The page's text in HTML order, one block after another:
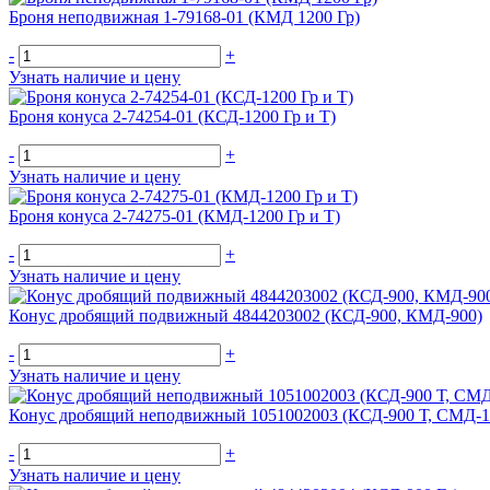
Броня неподвижная 1-79168-01 (КМД 1200 Гр)
-
+
Узнать наличие и цену
Броня конуса 2-74254-01 (КСД-1200 Гр и Т)
-
+
Узнать наличие и цену
Броня конуса 2-74275-01 (КМД-1200 Гр и Т)
-
+
Узнать наличие и цену
Конус дробящий подвижный 4844203002 (КСД-900, КМД-900)
-
+
Узнать наличие и цену
Конус дробящий неподвижный 1051002003 (КСД-900 Т, СМД-
-
+
Узнать наличие и цену